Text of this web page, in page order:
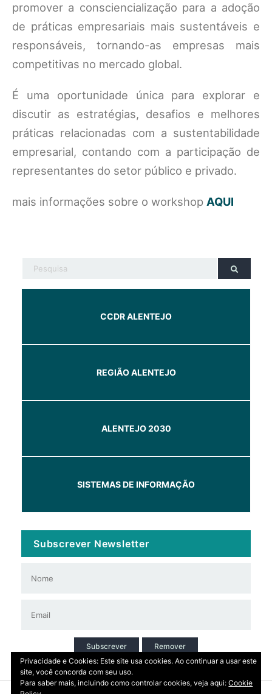
promover a consciencialização para a adoção
de práticas empresariais mais sustentáveis e
responsáveis, tornando-as empresas mais
competitivas no mercado global.
É uma oportunidade única para explorar e
discutir as estratégias, desafios e melhores
práticas relacionadas com a sustentabilidade
empresarial, contando com a participação de
representantes do setor público e privado.
mais informações sobre o workshop AQUI
CCDR ALENTEJO
REGIÃO ALENTEJO
ALENTEJO 2030
SISTEMAS DE INFORMAÇÃO
Subscrever Newsletter
Subscrever
Remover
Privacidade e Cookies: Este site usa cookies. Ao continuar a usar este
site, você concorda com seu uso.
Para saber mais, incluindo como controlar cookies, veja aqui:Cookie